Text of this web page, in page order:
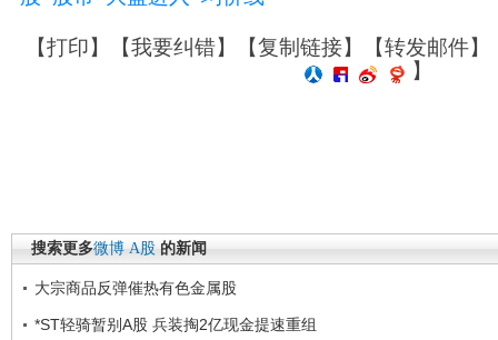
【打印】【我要纠错】【复制链接】【转发邮件】
】
搜索更多微博 A股 的新闻
大宗商品反弹催热有色金属股
*ST轻骑暂别A股 兵装掏2亿现金提速重组